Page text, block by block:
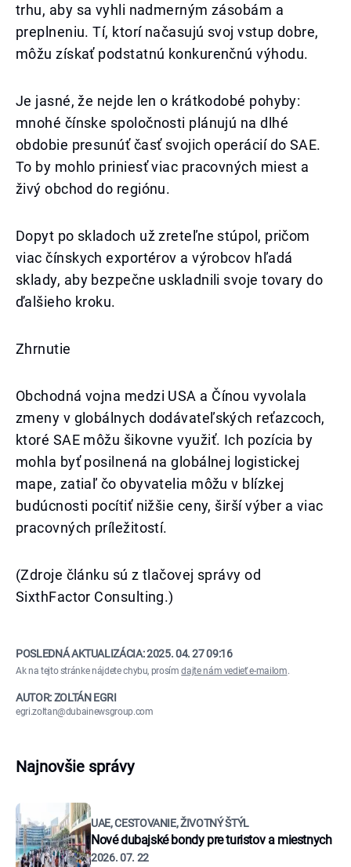
trhu, aby sa vyhli nadmerným zásobám a
preplneniu. Tí, ktorí načasujú svoj vstup dobre,
môžu získať podstatnú konkurenčnú výhodu.
Je jasné, že nejde len o krátkodobé pohyby:
mnohé čínske spoločnosti plánujú na dlhé
obdobie presunúť časť svojich operácií do SAE.
To by mohlo priniesť viac pracovných miest a
živý obchod do regiónu.
Dopyt po skladoch už zreteľne stúpol, pričom
viac čínskych exportérov a výrobcov hľadá
sklady, aby bezpečne uskladnili svoje tovary do
ďalšieho kroku.
Zhrnutie
Obchodná vojna medzi USA a Čínou vyvolala
zmeny v globálnych dodávateľských reťazcoch,
ktoré SAE môžu šikovne využiť. Ich pozícia by
mohla byť posilnená na globálnej logistickej
mape, zatiaľ čo obyvatelia môžu v blízkej
budúcnosti pocítiť nižšie ceny, širší výber a viac
pracovných príležitostí.
(Zdroje článku sú z tlačovej správy od
SixthFactor Consulting.)
POSLEDNÁ AKTUALIZÁCIA:2025. 04. 27 09:16
Ak na tejto stránke nájdete chybu, prosímdajte nám vedieť e-mailom.
AUTOR: ZOLTÁN EGRI
egri.zoltan@dubainewsgroup.com
Najnovšie správy
UAE, CESTOVANIE, ŽIVOTNÝ ŠTÝL
Nové dubajské bondy pre turistov a miestnych
2026. 07. 22